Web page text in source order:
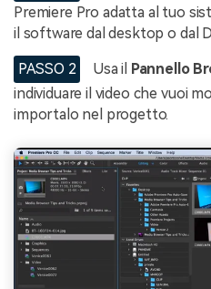
Premiere Pro adatta al tuo
il software dal desktop o dal
PASSO 2 Usa il Pannello
individuare il video che vuoi
importalo nel progetto.